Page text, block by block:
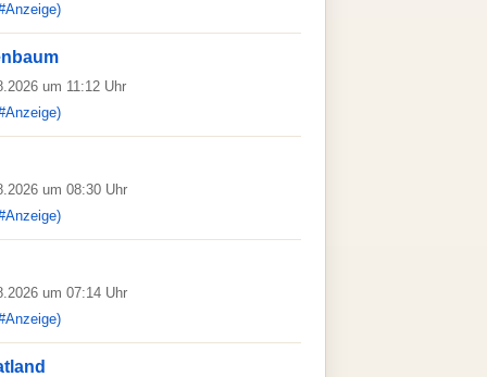
um 11:12 Uhr
um 08:30 Uhr
um 07:14 Uhr